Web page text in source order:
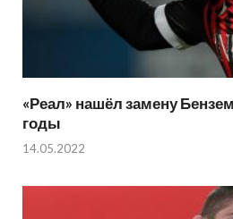
«Реал» нашёл замену
годы
14.05.2022